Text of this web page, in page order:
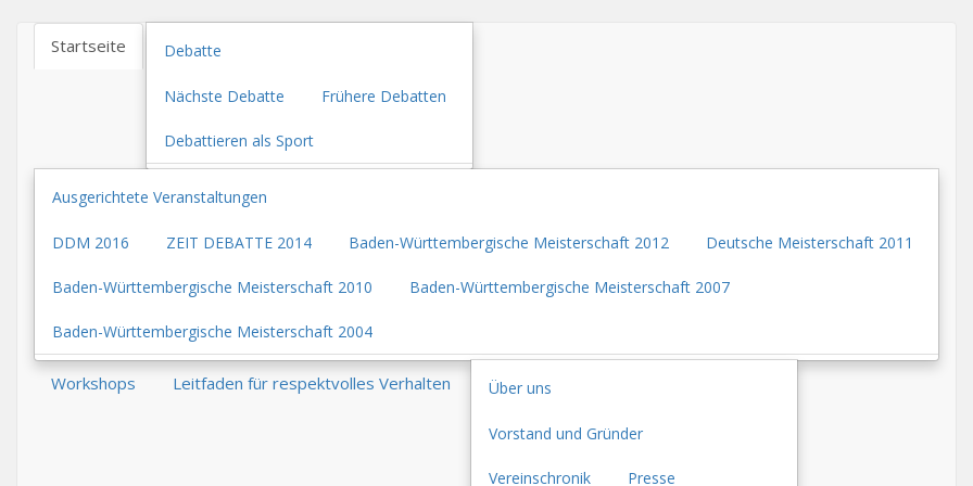
Startseite Debatte
Nächste Debatte Frühere Debatten
Debattieren als Sport
Ausgerichtete Veranstaltungen
DDM 2016 ZEIT DEBATTE 2014 Baden-Württembergische Meisterschaft 2012 Deutsche Meisterschaft 2011
Baden-Württembergische Meisterschaft 2010 Baden-Württembergische Meisterschaft 2007
Baden-Württembergische Meisterschaft 2004
Workshops Leitfaden für respektvolles Verhalten Über uns
Vorstand und Gründer
Vereinschronik Presse